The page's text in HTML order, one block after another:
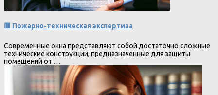
🟥 Пожарно-техническая экспертиза
Современные окна представляют собой достаточно сложные
технические конструкции, предназначенные для защиты
помещений от …